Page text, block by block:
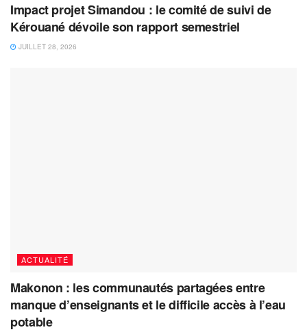
Impact projet Simandou : le comité de suivi de
Kérouané dévoile son rapport semestriel
JUILLET 28, 2026
ACTUALITÉ
Makonon : les communautés partagées entre
manque d’enseignants et le difficile accès à l’eau
potable